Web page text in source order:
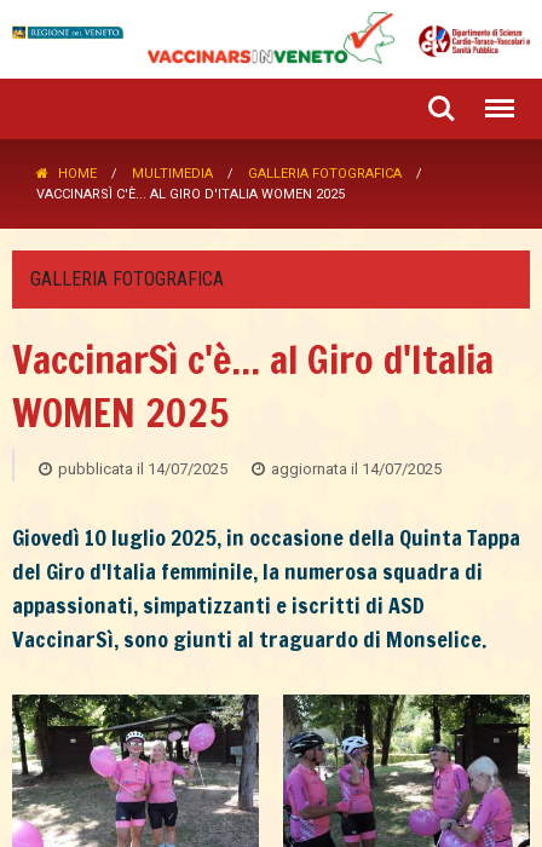
HOME MULTIMEDIA
GALLERIA FOTOGRAFICA
VACCINARSÌ C'È... AL GIRO D'ITALIA WOMEN 2025
GALLERIA FOTOGRAFICA
VaccinarSì c'è... al Giro d'Italia
WOMEN 2025
pubblicata il 14/07/2025 aggiornata il 14/07/2025
Giovedì 10 luglio 2025, in occasione della Quinta Tappa
del Giro d'Italia femminile, la numerosa squadra di
appassionati, simpatizzanti e iscritti di ASD
VaccinarSì, sono giunti al traguardo di Monselice.